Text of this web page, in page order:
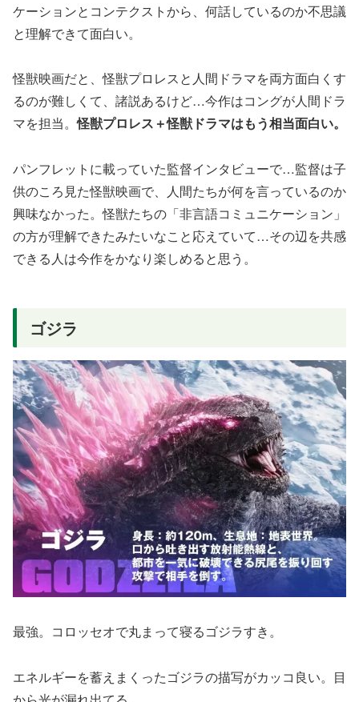
ケーションとコンテクストから、何話しているのか不思議
と理解できて面白い。
怪獣映画だと、怪獣プロレスと人間ドラマを両方面白くす
るのが難しくて、諸説あるけど…今作はコングが人間ドラ
マを担当。怪獣プロレス＋怪獣ドラマはもう相当面白い。
パンフレットに載っていた監督インタビューで…監督は子
供のころ見た怪獣映画で、人間たちが何を言っているのか
興味なかった。怪獣たちの「非言語コミュニケーション」
の方が理解できたみたいなこと応えていて…その辺を共感
できる人は今作をかなり楽しめると思う。
ゴジラ
最強。コロッセオで丸まって寝るゴジラすき。
エネルギーを蓄えまくったゴジラの描写がカッコ良い。目